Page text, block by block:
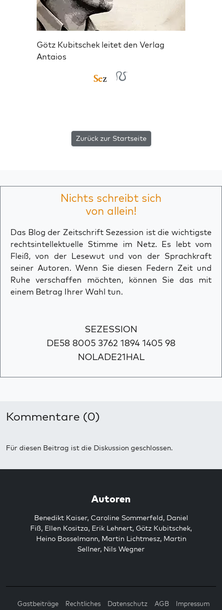
Götz Kubitschek leitet den Verlag
Antaios
Zurück zur Startseite
Nichts schreibt sich
von allein!
Das Blog der Zeitschrift Sezession ist die wichtigste
rechtsintellektuelle Stimme im Netz. Es lebt vom
Fleiß, von der Lesewut und von der Sprachkraft
seiner Autoren. Wenn Sie diesen Federn Zeit und
Ruhe verschaffen möchten, können Sie das mit
einem Betrag Ihrer Wahl tun.
SEZESSION
DE58 8005 3762 1894 1405 98
NOLADE21HAL
Kommentare (0)
Für diesen Beitrag ist die Diskussion geschlossen.
Autoren
Benedikt Kaiser, Caroline Sommerfeld, Daniel
Fiß, Ellen Kositza, Erik Lehnert, Götz Kubitschek,
Heino Bosselmann, Martin Lichtmesz, Martin
Sellner, Nils Wegner
Gastbeiträge Rechtliches Datenschutz AGB Impressum